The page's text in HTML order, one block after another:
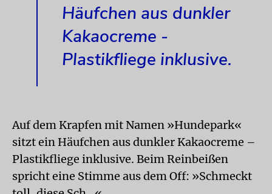
Häufchen aus dunkler
Kakaocreme -
Plastikfliege inklusive.
Auf dem Krapfen mit Namen »Hundepark«
sitzt ein Häufchen aus dunkler Kakaocreme –
Plastikfliege inklusive. Beim Reinbeißen
spricht eine Stimme aus dem Off: »Schmeckt